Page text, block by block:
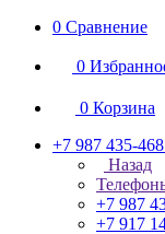
0 Сравнение
0
0 Корзина
+7 987 435-
Назад
+7 987
+7 917